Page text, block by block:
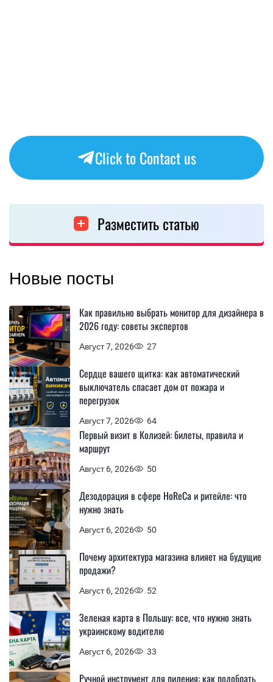
Click to Contact us
Разместить статью
Новые посты
Август 7, 2026 27
Как правильно выбрать монитор для дизайнера в
2026 году: советы экспертов
Август 7, 2026 64
Сердце вашего щитка: как автоматический
выключатель спасает дом от пожара и
перегрузок
Август 6, 2026 50
Первый визит в Колизей: билеты, правила и
маршрут
Август 6, 2026 50
Дезодорация в сфере HoReCa и ритейле: что
нужно знать
Август 6, 2026 52
Почему архитектура магазина влияет на будущие
продажи?
Август 6, 2026 33
Зеленая карта в Польшу: все, что нужно знать
украинскому водителю
Ручной инструмент для пиления: как подобрать